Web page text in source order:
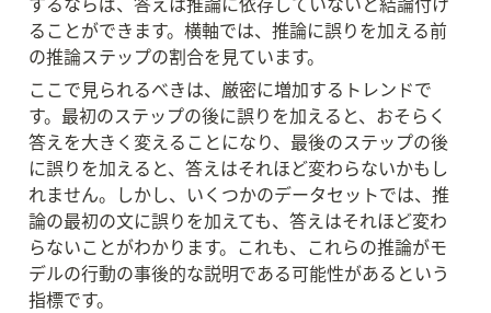
ることができます。横軸では、推論に誤りを加える前
の推論ステップの割合を見ています。
ここで見られるべきは、厳密に増加するトレンドで
す。最初のステップの後に誤りを加えると、おそらく
答えを大きく変えることになり、最後のステップの後
に誤りを加えると、答えはそれほど変わらないかもし
れません。しかし、いくつかのデータセットでは、推
論の最初の文に誤りを加えても、答えはそれほど変わ
らないことがわかります。これも、これらの推論がモ
デルの行動の事後的な説明である可能性があるという
指標です。